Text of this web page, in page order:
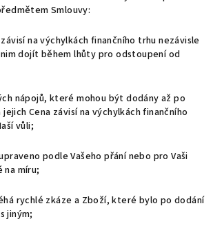
Smlouvy:
na výchylkách finančního trhu nezávisle
nim dojít během lhůty pro odstoupení od
nápojů, které mohou být dodány až po
Cena závisí na výchylkách finančního
vůli;
podle Vašeho přání nebo pro Vaši
na míru;
rychlé zkáze a Zboží, které bylo po dodání
jiným;